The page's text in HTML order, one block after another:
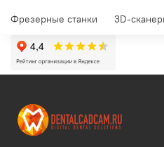
Фрезерные станки 3D-